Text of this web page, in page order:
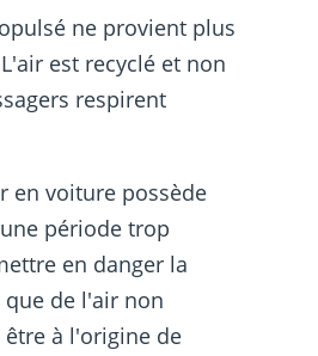
ne provient plus
est recyclé et non
respirent
en voiture possède
période trop
en danger la
de l'air non
être à l'origine de